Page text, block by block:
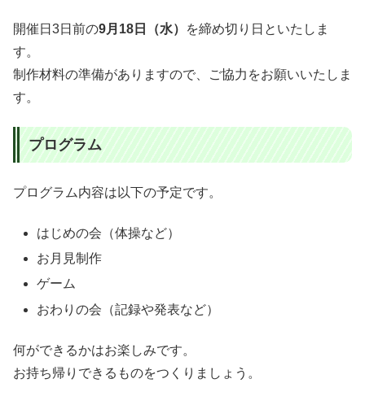
開催日3日前の9月18日（水）
を締め切り日といたしま
す。
制作材料の準備がありますので、ご協力をお願いいたしま
す。
プログラム
プログラム内容は以下の予定です。
はじめの会（体操など）
お月見制作
ゲーム
おわりの会（記録や発表など）
何ができるかはお楽しみです。
お持ち帰りできるものをつくりましょう。